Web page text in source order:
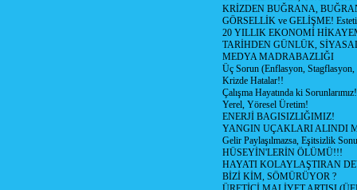
KRİZDEN BUĞRANA,
GÖRSELLİK ve GELİŞME!
20 YILLIK EKONOMİ
TARİHDEN GÜNLÜK,
MEDYA MADRABAZLIĞI
Üç Sorun (Enflasyon, Stagflasyon,
Krizde Hatalar!!
Çalışma Hayatında ki
Yerel, Yöresel Üretim!
ENERJİ BAGISIZLIĞIMIZ!
YANGIN UÇAKLARI ALINDI
Gelir Paylaşılmazsa, Eşitsizlik
HÜSEYİN'LERİN ÖLÜMÜ!!!
HAYATI KOLAYLAŞTIRAN
BİZİ KİM, SÖMÜRÜYOR ?